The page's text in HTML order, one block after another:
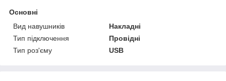
Основні
Вид навушників
Накладні
Тип підключення
Провідні
Тип роз'єму
USB